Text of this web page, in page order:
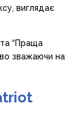
виглядає
та “Праща
зважаючи на